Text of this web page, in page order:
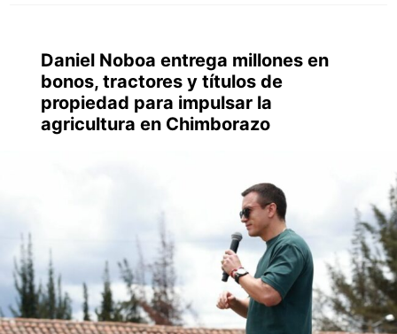
Daniel Noboa entrega millones en
bonos, tractores y títulos de
propiedad para impulsar la
agricultura en Chimborazo